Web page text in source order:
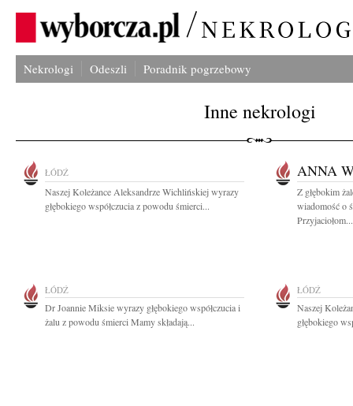
Nekrologi Odeszli Poradnik pogrzebowy
Inne nekrologi
ŁÓDŹ
Naszej Koleżance Aleksandrze Wichlińskiej wyrazy
głębokiego współczucia z powodu śmierci...
ANNA
Z głębokim
wiadomość o
Przyjaciołom...
ŁÓDŹ
Dr Joannie Miksie wyrazy głębokiego współczucia i
żalu z powodu śmierci Mamy składają...
ŁÓDŹ
Naszej
głębokiego